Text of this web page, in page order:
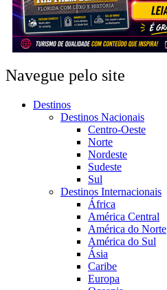
Navegue pelo site
Destinos
Destinos Nacionais
Centro-Oeste
Norte
Nordeste
Sudeste
Sul
Destinos Internacionais
África
América Central
América do Norte
América do Sul
Ásia
Caribe
Europa